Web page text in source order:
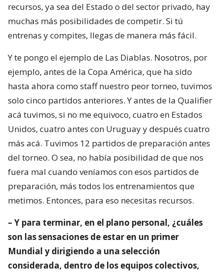
recursos, ya sea del Estado o del sector privado, hay
muchas más posibilidades de competir. Si tú
entrenas y compites, llegas de manera más fácil.
Y te pongo el ejemplo de Las Diablas. Nosotros, por
ejemplo, antes de la Copa América, que ha sido
hasta ahora como staff nuestro peor torneo, tuvimos
solo cinco partidos anteriores. Y antes de la Qualifier
acá tuvimos, si no me equivoco, cuatro en Estados
Unidos, cuatro antes con Uruguay y después cuatro
más acá. Tuvimos 12 partidos de preparación antes
del torneo. O sea, no había posibilidad de que nos
fuera mal cuando veníamos con esos partidos de
preparación, más todos los entrenamientos que
metimos. Entonces, para eso necesitas recursos.
– Y para terminar, en el plano personal, ¿cuáles
son las sensaciones de estar en un primer
Mundial y dirigiendo a una selección
considerada, dentro de los equipos colectivos,